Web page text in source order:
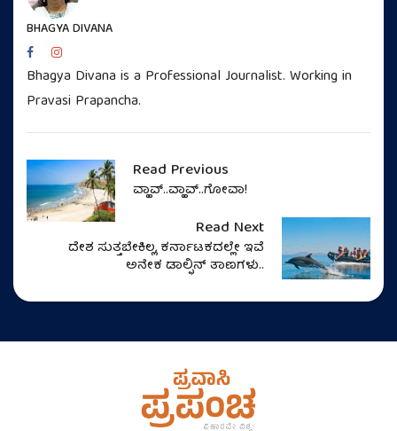
BHAGYA DIVANA
Bhagya Divana is a Professional Journalist. Working in
Pravasi Prapancha.
Read Previous
ವ್ಹಾವ್..ವ್ಹಾವ್..ಗೋವಾ!
Read Next
ದೇಶ ಸುತ್ತಬೇಕಿಲ್ಲ, ಕರ್ನಾಟಕದಲ್ಲೇ ಇವೆ
ಅನೇಕ ಡಾಲ್ಫಿನ್‌ ತಾಣಗಳು..